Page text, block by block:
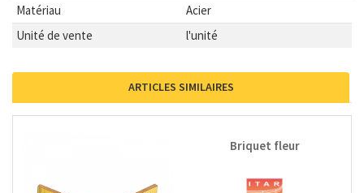
Matériau
Acier
Unité de vente
l'unité
ARTICLES SIMILAIRES
Briquet fleur